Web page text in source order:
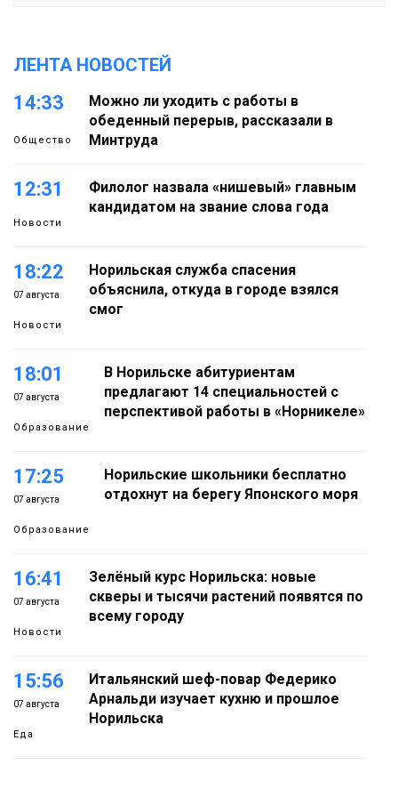
ЛЕНТА НОВОСТЕЙ
14:33
Общество
Можно ли уходить с работы в
обеденный перерыв, рассказали в
Минтруда
12:31
Новости
Филолог назвала «нишевый» главным
кандидатом на звание слова года
18:22
07 августа
Новости
Норильская служба спасения
объяснила, откуда в городе взялся
смог
18:01
07 августа
Образование
В Норильске абитуриентам
предлагают 14 специальностей с
перспективой работы в «Норникеле»
17:25
07 августа
Образование
Норильские школьники бесплатно
отдохнут на берегу Японского моря
16:41
07 августа
Новости
Зелёный курс Норильска: новые
скверы и тысячи растений появятся по
всему городу
15:56
07 августа
Еда
Итальянский шеф-повар Федерико
Арнальди изучает кухню и прошлое
Норильска